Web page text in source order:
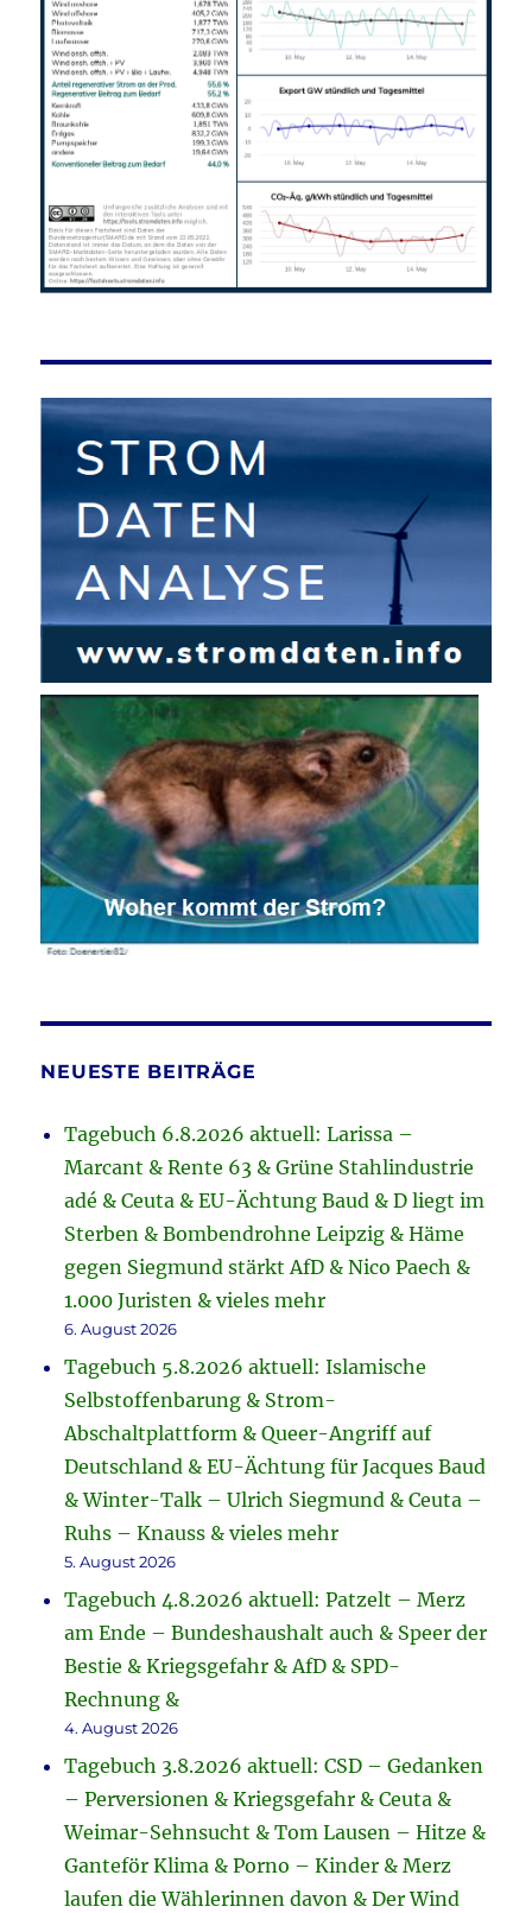
NEUESTE BEITRÄGE
Tagebuch 6.8.2026 aktuell: Larissa –
Marcant & Rente 63 & Grüne Stahlindustrie
adé & Ceuta & EU-Ächtung Baud & D liegt im
Sterben & Bombendrohne Leipzig & Häme
gegen Siegmund stärkt AfD & Nico Paech &
1.000 Juristen & vieles mehr
6. August 2026
Tagebuch 5.8.2026 aktuell: Islamische
Selbstoffenbarung & Strom-
Abschaltplattform & Queer-Angriff auf
Deutschland & EU-Ächtung für Jacques Baud
& Winter-Talk – Ulrich Siegmund & Ceuta –
Ruhs – Knauss & vieles mehr
5. August 2026
Tagebuch 4.8.2026 aktuell: Patzelt – Merz
am Ende – Bundeshaushalt auch & Speer der
Bestie & Kriegsgefahr & AfD & SPD-
Rechnung &
4. August 2026
Tagebuch 3.8.2026 aktuell: CSD – Gedanken
– Perversionen & Kriegsgefahr & Ceuta &
Weimar-Sehnsucht & Tom Lausen – Hitze &
Ganteför Klima & Porno – Kinder & Merz
laufen die Wählerinnen davon & Der Wind